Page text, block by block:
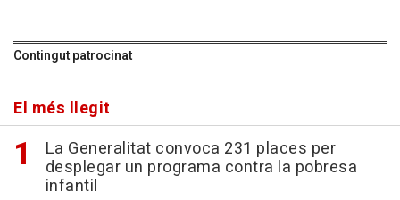
Contingut patrocinat
El més llegit
La Generalitat convoca 231 places per
desplegar un programa contra la pobresa
infantil